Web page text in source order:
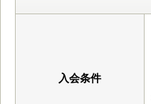
入会条件